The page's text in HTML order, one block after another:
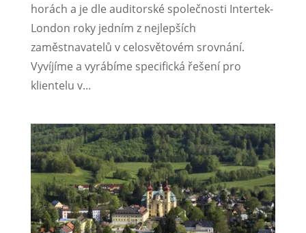
horách a je dle auditorské společnosti Intertek-
London roky jedním z nejlepších
zaměstnavatelů v celosvětovém srovnání.
Vyvíjíme a vyrábíme specifická řešení pro
klientelu v...